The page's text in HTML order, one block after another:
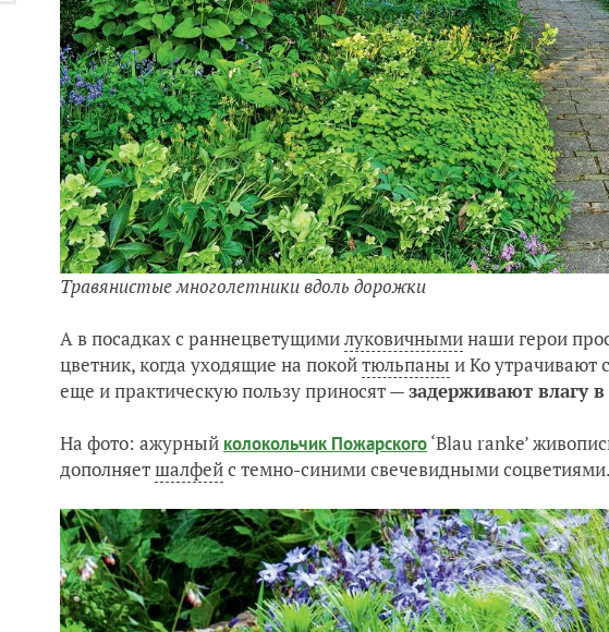
Травянистые многолетники вдоль дорожки
А в посадках с раннецветущимилуковичныминаши герои
цветник, когда уходящие на покойтюльпаны и Ко утрачивают
еще и практическую пользу приносят —задерживают влагу
На фото: ажурный колокольчик Пожарского‘Blau ranke’
дополняетшалфейс темно-синими свечевидными